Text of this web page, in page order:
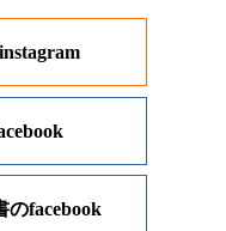
した
中止のお知らせ
のfacebook